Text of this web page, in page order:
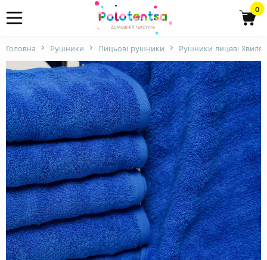
0
Головна Рушники Лицьові рушники Рушники лицеві Хвиля